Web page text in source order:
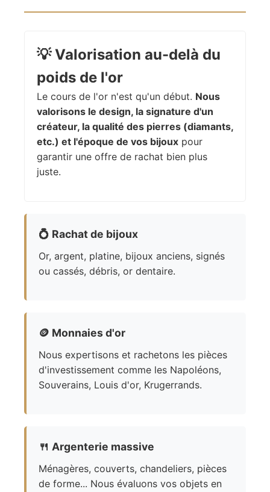
💡Valorisation au-delà du
poids de l'or
Le cours de l'or n'est qu'un début. Nous
valorisons le design, la signature d'un
créateur, la qualité des pierres (diamants,
etc.) et l'époque de vos bijoux pour
garantir une offre de rachat bien plus
juste.
💍 Rachat de bijoux
Or, argent, platine, bijoux anciens, signés
ou cassés, débris, or dentaire.
🪙 Monnaies d'or
Nous expertisons et rachetons les pièces
d'investissement comme les Napoléons,
Souverains, Louis d'or, Krugerrands.
🍴 Argenterie massive
Ménagères, couverts, chandeliers, pièces
de forme... Nous évaluons vos objets en